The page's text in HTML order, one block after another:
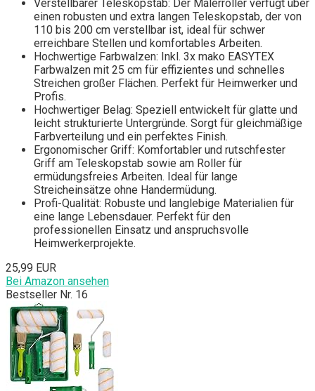
Verstellbarer Teleskopstab: Der Malerroller verfügt über
einen robusten und extra langen Teleskopstab, der von
110 bis 200 cm verstellbar ist, ideal für schwer
erreichbare Stellen und komfortables Arbeiten.
Hochwertige Farbwalzen: Inkl. 3x mako EASYTEX
Farbwalzen mit 25 cm für effizientes und schnelles
Streichen großer Flächen. Perfekt für Heimwerker und
Profis.
Hochwertiger Belag: Speziell entwickelt für glatte und
leicht strukturierte Untergründe. Sorgt für gleichmäßige
Farbverteilung und ein perfektes Finish.
Ergonomischer Griff: Komfortabler und rutschfester
Griff am Teleskopstab sowie am Roller für
ermüdungsfreies Arbeiten. Ideal für lange
Streicheinsätze ohne Handermüdung.
Profi-Qualität: Robuste und langlebige Materialien für
eine lange Lebensdauer. Perfekt für den
professionellen Einsatz und anspruchsvolle
Heimwerkerprojekte.
25,99 EUR
Bei Amazon ansehen
Bestseller Nr. 16